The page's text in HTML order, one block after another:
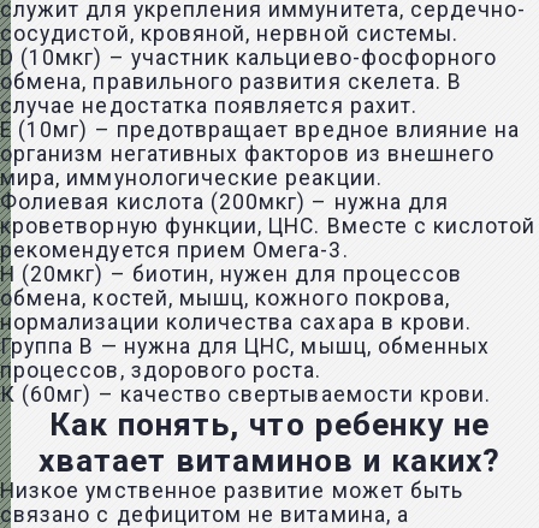
служит для укрепления иммунитета, сердечно-
сосудистой, кровяной, нервной системы.
D (10мкг) – участник кальциево-фосфорного
обмена, правильного развития скелета. В
случае недостатка появляется рахит.
Е (10мг) – предотвращает вредное влияние на
организм негативных факторов из внешнего
мира, иммунологические реакции.
Фолиевая кислота (200мкг) – нужна для
кроветворную функции, ЦНС. Вместе с кислотой
рекомендуется прием Омега-3.
Н (20мкг) – биотин, нужен для процессов
обмена, костей, мышц, кожного покрова,
нормализации количества сахара в крови.
Группа B — нужна для ЦНС, мышц, обменных
процессов, здорового роста.
К (60мг) – качество свертываемости крови.
Как понять, что ребенку не
хватает витаминов и каких?
Низкое умственное развитие может быть
связано с дефицитом не витамина, а